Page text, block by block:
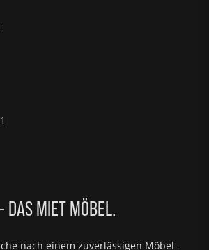
MIET MÖBEL.
nach einem zuverlässigen Möbel-